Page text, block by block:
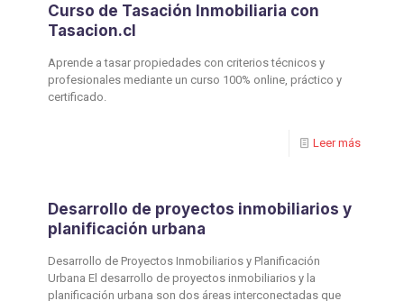
Curso de Tasación Inmobiliaria con
Tasacion.cl
Aprende a tasar propiedades con criterios técnicos y
profesionales mediante un curso 100% online, práctico y
certificado.
Leer más
Desarrollo de proyectos inmobiliarios y
planificación urbana
Desarrollo de Proyectos Inmobiliarios y Planificación
Urbana El desarrollo de proyectos inmobiliarios y la
planificación urbana son dos áreas interconectadas que